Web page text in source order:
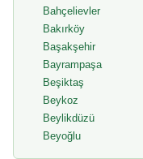
Bahçelievler
Bakırköy
Başakşehir
Bayrampaşa
Beşiktaş
Beykoz
Beylikdüzü
Beyoğlu